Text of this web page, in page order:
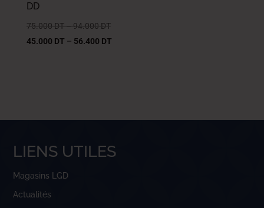
DD
75.000 DT– 94.000 DT
45.000 DT – 56.400 DT
LIENS UTILES
Magasins LGD
Actualités